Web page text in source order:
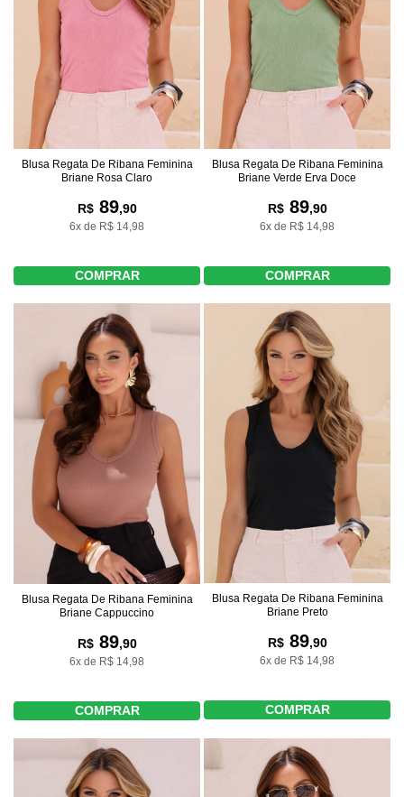
Blusa Regata De Ribana Feminina
Briane Rosa Claro
R$89,90
6x de R$ 14,98
COMPRAR
Blusa Regata De Ribana Feminina
Briane Verde Erva Doce
R$89,90
6x de R$ 14,98
COMPRAR
Blusa Regata De Ribana Feminina
Briane Cappuccino
R$89,90
6x de R$ 14,98
COMPRAR
Blusa Regata De Ribana Feminina
Briane Preto
R$89,90
6x de R$ 14,98
COMPRAR